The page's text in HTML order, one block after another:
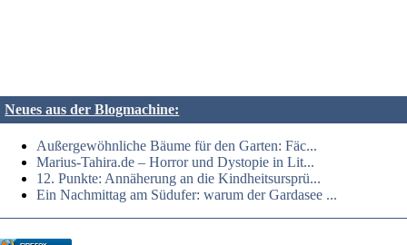
Neues aus der Blogmachine:
Außergewöhnliche Bäume für den Garten: Fäc...
Marius-Tahira.de – Horror und Dystopie in Lit...
12. Punkte: Annäherung an die Kindheitsursprü...
Ein Nachmittag am Südufer: warum der Gardasee ...